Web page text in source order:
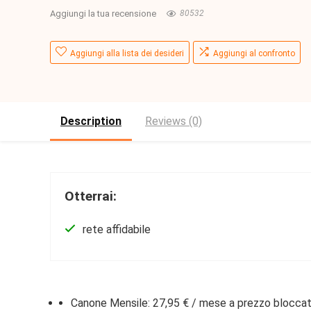
Aggiungi la tua recensione 80532
Aggiungi alla lista dei desideri Aggiungi al confronto
Description Reviews (0)
Otterrai:
rete affidabile
Canone Mensile: 27,95 € / mese a prezzo